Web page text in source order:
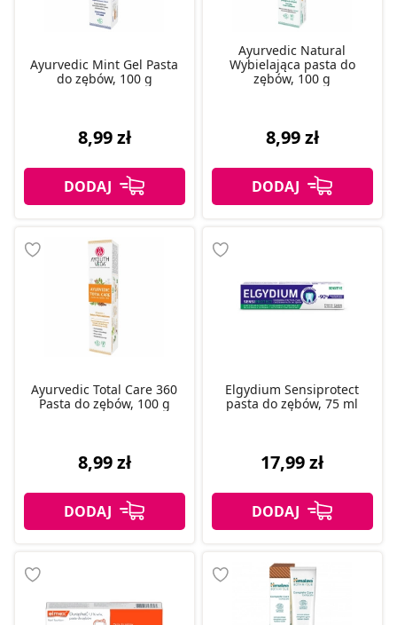
Ayurvedic Mint Gel Pasta
do zębów, 100 g
8,99 zł
Ayurvedic Natural
Wybielająca pasta do
zębów, 100 g
8,99 zł
Ayurvedic Total Care 360
Pasta do zębów, 100 g
8,99 zł
Elgydium Sensiprotect
pasta do zębów, 75 ml
17,99 zł